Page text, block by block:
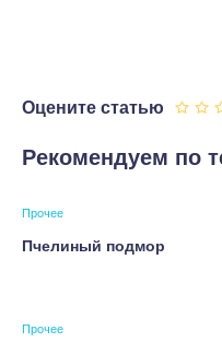
Оцените статью
Рекомендуем по
Прочее
Пчелиный подмор
Прочее